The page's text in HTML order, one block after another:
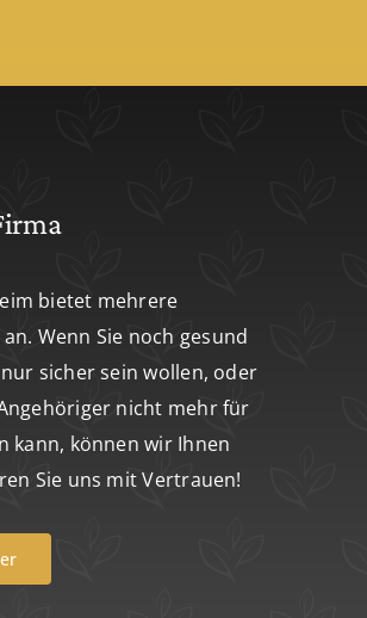
bietet mehrere
Wenn Sie noch gesund
sicher sein wollen, oder
nicht mehr für
kann, können wir Ihnen
Sie uns mit Vertrauen!